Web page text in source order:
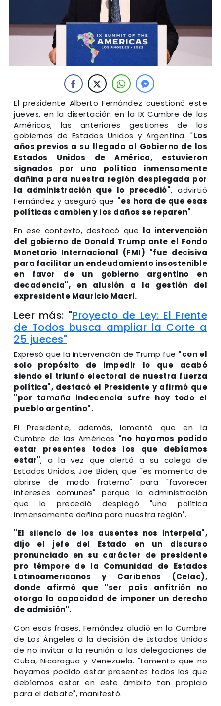
El presidente Alberto Fernández cuestionó este
jueves, en la disertación en la IX Cumbre de las
Américas, las anteriores gestiones de los
gobiernos de Estados Unidos y Argentina. "Los
años previos a su llegada al Gobierno de los
Estados Unidos de América, estuvieron
signados por una política inmensamente
dañina para nuestra región desplegada por
la administración que lo precedió", advirtió
Fernández y aseguró que "es hora de que esas
políticas cambien y los daños se reparen".
En ese contexto, destacó que la intervención
del gobierno de Donald Trump ante el Fondo
Monetario Internacional (FMI) "fue decisiva
para facilitar un endeudamiento insostenible
en favor de un gobierno argentino en
decadencia", en alusión a la gestión del
expresidente Mauricio Macri.
Leer más: "Proyecto de Ley: El Frente
de Todos busca ampliar la Corte a
25 jueces"
Expresó que la intervención de Trump fue "con el
solo propósito de impedir lo que acabó
siendo el triunfo electoral de nuestra fuerza
política", destacó el Presidente y afirmó que
"por tamaña indecencia sufre hoy todo el
pueblo argentino".
El Presidente, además, lamentó que en la
Cumbre de las Américas "no hayamos podido
estar presentes todos los que debíamos
estar", a la vez que alertó a su colega de
Estados Unidos, Joe Biden, que "es momento de
abrirse de modo fraterno" para "favorecer
intereses comunes" porque la administración
que lo precedió desplegó "una política
inmensamente dañina para nuestra región".
"El silencio de los ausentes nos interpela",
dijo el jefe del Estado en un discurso
pronunciado en su carácter de presidente
pro témpore de la Comunidad de Estados
Latinoamericanos y Caribeños (Celac),
donde afirmó que "ser país anfitrión no
otorga la capacidad de imponer un derecho
de admisión".
Con esas frases, Fernández aludió en la Cumbre
de Los Ángeles a la decisión de Estados Unidos
de no invitar a la reunión a las delegaciones de
Cuba, Nicaragua y Venezuela. "Lamento que no
hayamos podido estar presentes todos los que
debíamos estar en este ámbito tan propicio
para el debate", manifestó.